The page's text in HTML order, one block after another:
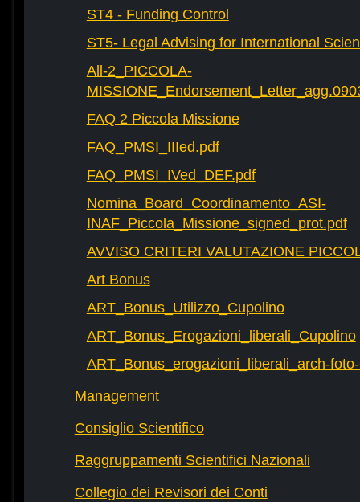
ST4 - Funding Control
ST5- Legal Advising for International
All-2_PICCOLA-
FAQ 2 Piccola Missione
FAQ_PMSI_IIIed.pdf
FAQ_PMSI_IVed_DEF.pdf
Nomina_Board_Coordinamento_ASI-
INAF_Piccola_Missione_signed_prot.pdf
AVVISO CRITERI VALUTAZIONE
Art Bonus
ART_Bonus_Utilizzo_Cupolino
ART_Bonus_Erogazioni_liberali_Cupolino
ART_Bonus_erogazioni_liberali_arch-
Management
Consiglio Scientifico
Raggruppamenti Scientifici Nazionali
Collegio dei Revisori dei Conti